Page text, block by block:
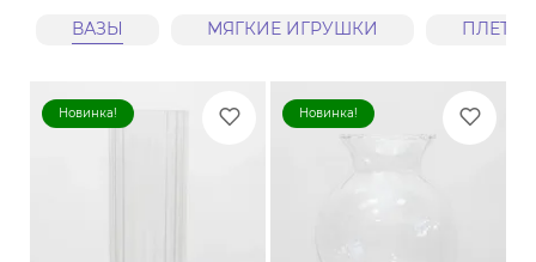
ВАЗЫ МЯГКИЕ ИГРУШКИ
Новинка! Новинка!